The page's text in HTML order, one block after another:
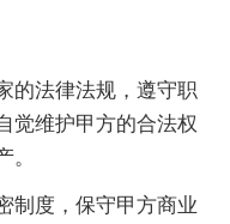
的法律法规，遵守职
觉维护甲方的合法权
。
制度，保守甲方商业